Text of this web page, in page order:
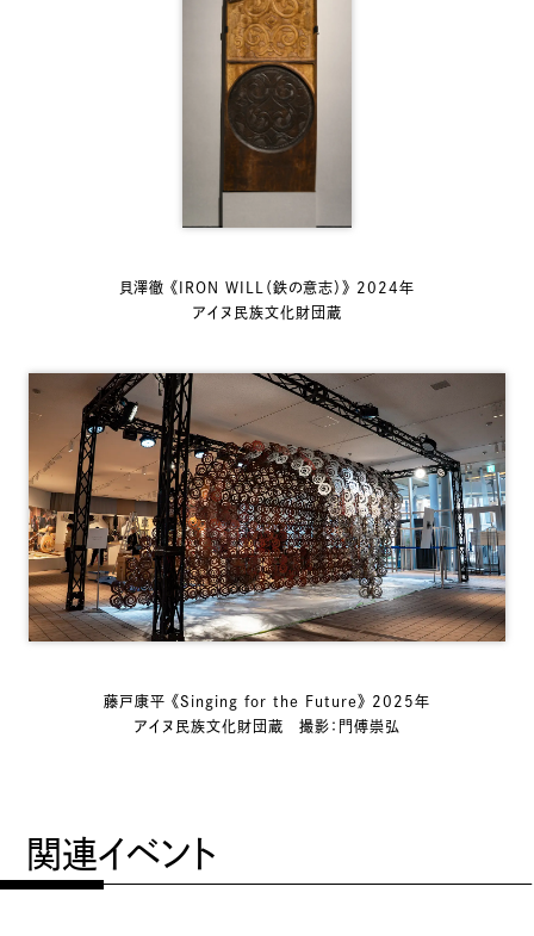
貝澤徹 《IRON WILL（鉄の意志）》 2024年
アイヌ民族文化財団蔵
藤戸康平 《Singing for the Future》 2025年
アイヌ民族文化財団蔵 撮影：門傅崇弘
関連イベント